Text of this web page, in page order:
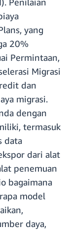
yang
20%
Permintaan,
Migrasi
dan
migrasi.
dengan
termasuk
data
dari alat
penemuan
bagaimana
model
daya,